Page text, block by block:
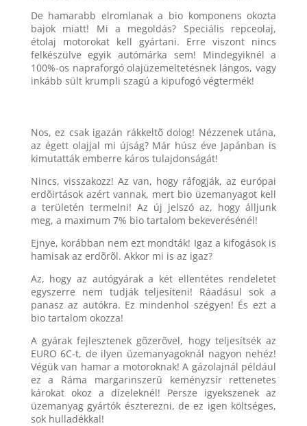
De hamarabb elromlanak a bio komponens okozta
bajok miatt! Mi a megoldás? Speciális repceolaj,
étolaj motorokat kell gyártani. Erre viszont nincs
felkészülve egyik autómárka sem! Mindegyiknél a
100%-os napraforgó olajüzemeltetésnek lángos, vagy
inkább sült krumpli szagú a kipufogó végtermék!
Nos, ez csak igazán rákkeltõ dolog! Nézzenek utána,
az égett olajjal mi újság? Már húsz éve Japánban is
kimutatták emberre káros tulajdonságát!
Nincs, visszakozz! Az van, hogy ráfogják, az európai
erdõirtások azért vannak, mert bio üzemanyagot kell
a területén termelni! Az új jelszó az, hogy álljunk
meg, a maximum 7% bio tartalom bekeverésénél!
Ejnye, korábban nem ezt mondták! Igaz a kifogások is
hamisak az erdõrõl. Akkor mi is az igaz?
Az, hogy az autógyárak a két ellentétes rendeletet
egyszerre nem tudják teljesíteni! Ráadásul sok a
panasz az autókra. Ez mindenhol szégyen! És ezt a
bio tartalom okozza!
A gyárak fejlesztenek gõzerõvel, hogy teljesítsék az
EURO 6C-t, de ilyen üzemanyagoknál nagyon nehéz!
Végük van hamar a motoroknak! A gázolajnál például
ez a Ráma margarinszerû keményzsír rettenetes
károkat okoz a dízeleknél! Persze igyekszenek az
üzemanyag gyártók észterezni, de ez igen költséges,
sok hulladékkal!